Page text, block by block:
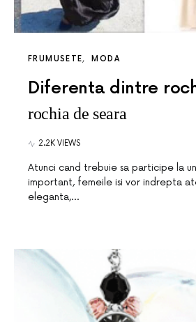
FRUMUSETE MODA
Diferenta dintre
rochia de seara
2.2K VIEWS
Atunci cand trebuie sa participe la
important, femeile isi vor indrepta
eleganta,…